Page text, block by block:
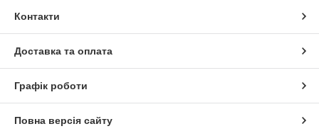
Контакти
Доставка та оплата
Графік роботи
Повна версія сайту